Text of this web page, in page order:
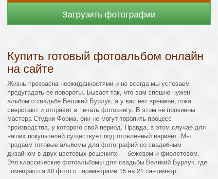
Загрузить фотографии
Купить готовый фотоальбом онлайн
на сайте
Жизнь прекрасна неожиданностями и не всегда мы успеваем
предугадать ее повороты. Бывает так, что вам спешно нужен
альбом о свадьбе Великий Бурлук, а у вас нет времени, пока
сверстают и отправят в печать фотокнигу. В этом не провинны
мастера Студии Форма, они не могут торопить процесс
производства, у которого свой период. Правда, в этом случае для
наших покупателей существует подготовленный вариант. Мы
продаем готовые альбомы для фотографий со свадебным
дизайном в двух цветовых решениях — бежевом и фиолетовом.
Это классические фотоальбомы для свадьбы Великий Бурлук, где
помещаются 80 фото с параметрами 15 на 21 сантиметр.